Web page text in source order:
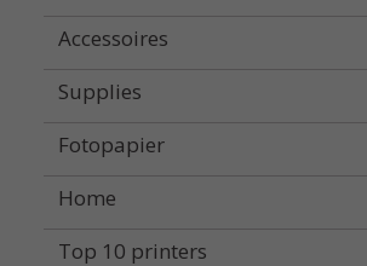
Accessoires
Supplies
Fotopapier
Home
Top 10 printers